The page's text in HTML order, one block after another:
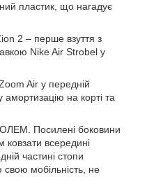
пластик, що нагадує
2 – перше взуття з
Nike Air Strobel у
Air у передній
амортизацію на корті та
Посилені боковини
всередині
частині стопи
свою мобільність, не